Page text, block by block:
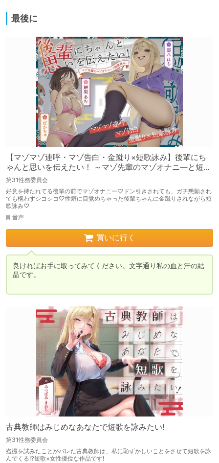
最後に
【マゾマゾ連呼・マゾ告白・金蹴り×短歌詠み】後輩にち
ゃんと思いを伝えたい！ ～マゾ先輩のマゾオナニ―と短歌
詠み～【マゾ向け】
第31性務委員会
好意を持たれてる後輩の前でマゾオナニー♡ドン引きされても、ガチ懇願され
ても構わずシコシコ♡性癖に目覚めちゃった後輩ちゃんに金蹴りされながら短
歌詠み♡
音声
買いに行く
良ければお手に取ってみてください。文字通り私の血と汗の結
晶です。
古典教師はみじめなあなたで短歌を詠みたい!
第31性務委員会
盗撮を試みたことがバレた古典教師は、私に恥ずかしいことをさせて短歌を詠
んでくる⁉短歌×女性優位な作品です!